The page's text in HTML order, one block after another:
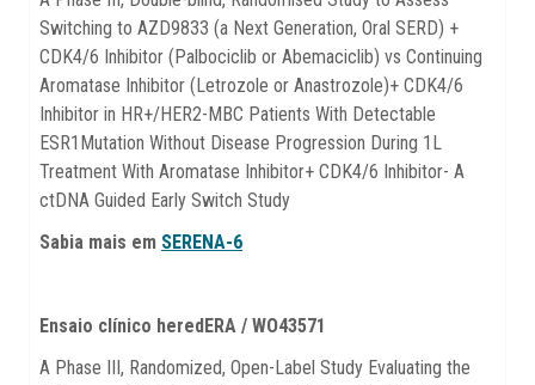
Switching to AZD9833 (a Next Generation, Oral SERD) +
CDK4/6 Inhibitor (Palbociclib or Abemaciclib) vs Continuing
Aromatase Inhibitor (Letrozole or Anastrozole)+ CDK4/6
Inhibitor in HR+/HER2-MBC Patients With Detectable
ESR1Mutation Without Disease Progression During 1L
Treatment With Aromatase Inhibitor+ CDK4/6 Inhibitor- A
ctDNA Guided Early Switch Study
Sabia mais em SERENA-6
Ensaio clínico heredERA / WO43571
A Phase III, Randomized, Open-Label Study Evaluating the